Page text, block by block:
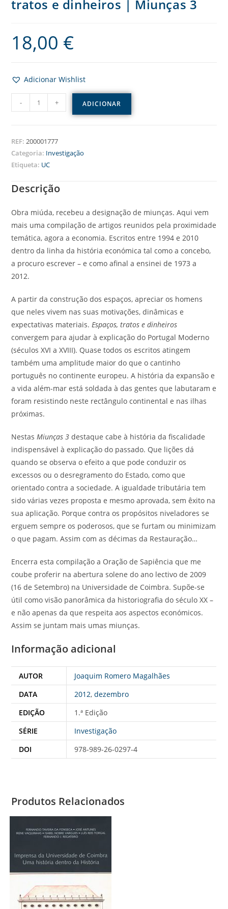
tratos e dinheiros | Miunças 3
18,00 €
Adicionar Wishlist
- + ADICIONAR
REF:200001777
Categoria: Investigação
Etiqueta: UC
Descrição
Obra miúda, recebeu a designação de miunças. Aqui vem
mais uma compilação de artigos reunidos pela proximidade
temática, agora a economia. Escritos entre 1994 e 2010
dentro da linha da história económica tal como a concebo,
a procuro escrever – e como afinal a ensinei de 1973 a
2012.
A partir da construção dos espaços, apreciar os homens
que neles vivem nas suas motivações, dinâmicas e
expectativas materiais.Espaços, tratos e dinheiros
convergem para ajudar à explicação do Portugal Moderno
(séculos XVI a XVIII). Quase todos os escritos atingem
também uma amplitude maior do que o cantinho
português no continente europeu. A história da expansão e
a vida além-mar está soldada à das gentes que labutaram e
foram resistindo neste rectângulo continental e nas ilhas
próximas.
NestasMiunças 3destaque cabe à história da fiscalidade
indispensável à explicação do passado. Que lições dá
quando se observa o efeito a que pode conduzir os
excessos ou o desregramento do Estado, como que
orientado contra a sociedade. A igualdade tributária tem
sido várias vezes proposta e mesmo aprovada, sem êxito na
sua aplicação. Porque contra os propósitos niveladores se
erguem sempre os poderosos, que se furtam ou minimizam
o que pagam. Assim com as décimas da Restauração…
Encerra esta compilação a Oração de Sapiência que me
coube proferir na abertura solene do ano lectivo de 2009
(16 de Setembro) na Universidade de Coimbra. Supõe-se
útil como visão panorâmica da historiografia do século XX –
e não apenas da que respeita aos aspectos económicos.
Assim se juntam mais umas miunças.
Informação adicional
AUTOR
Joaquim Romero Magalhães
DATA
2012,dezembro
EDIÇÃO
1.ª Edição
SÉRIE
Investigação
DOI
978-989-26-0297-4
Produtos Relacionados